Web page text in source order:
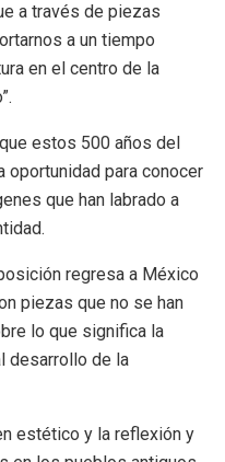
a través de piezas
a un tiempo
en el centro de la
estos 500 años del
oportunidad para conocer
que han labrado a
regresa a México
piezas que no se han
lo que significa la
desarrollo de la
estético y la reflexión y